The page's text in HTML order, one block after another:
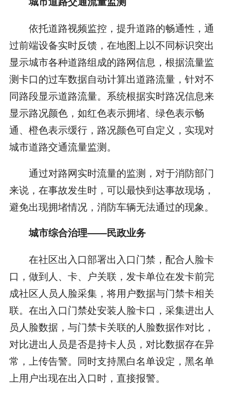
依托道路视频监控，提升道路的畅通性，通
过前端设备实时反馈，在地图上以不同标识突出
显示城市各种道路组成的路网信息，根据流量监
测卡口的过车数据自动计算出道路流量，针对不
同路段显示道路流量。系统根据实时路况信息来
显示路况颜色，如红色表示拥堵、绿色表示畅
通、橙色表示缓行，路况颜色可自定义，实现对
城市道路交通流量监测。
通过对路网实时流量的监测，对于消防部门
来说，在事故发生时，可以最快到达事故现场，
避免出现拥堵情况，消防车辆无法通过的现象。
城市综合治理——民政业务
在社区出入口部署出入口门禁，配合人脸卡
口，做到人、卡、户关联，发卡单位在发卡前完
成社区人员人脸采集，将用户数据与门禁卡相关
联。在出入口门禁处安装人脸卡口，采集进出人
员人脸数据，与门禁卡关联的人脸数据作对比，
对比进出人员是否是持卡人员，对比数据存在异
常，上传告警。同时支持黑白名单设定，黑名单
上用户出现在出入口时，直接报警。